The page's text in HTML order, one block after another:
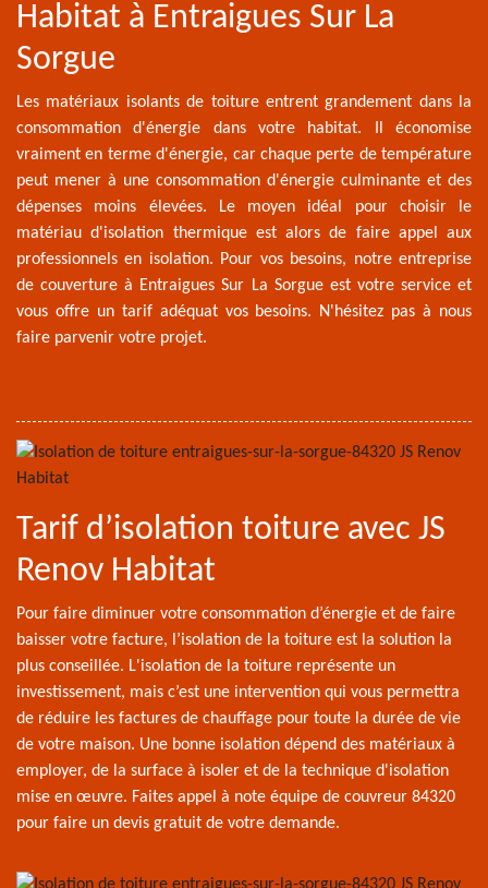
Habitat à Entraigues Sur La
Sorgue
Les matériaux isolants de toiture entrent grandement dans la
consommation d'énergie dans votre habitat. Il économise
vraiment en terme d'énergie, car chaque perte de température
peut mener à une consommation d'énergie culminante et des
dépenses moins élevées. Le moyen idéal pour choisir le
matériau d'isolation thermique est alors de faire appel aux
professionnels en isolation. Pour vos besoins, notre entreprise
de couverture à Entraigues Sur La Sorgue est votre service et
vous offre un tarif adéquat vos besoins. N'hésitez pas à nous
faire parvenir votre projet.
Tarif d’isolation toiture avec JS
Renov Habitat
Pour faire diminuer votre consommation d’énergie et de faire
baisser votre facture, l’isolation de la toiture est la solution la
plus conseillée. L'isolation de la toiture représente un
investissement, mais c’est une intervention qui vous permettra
de réduire les factures de chauffage pour toute la durée de vie
de votre maison. Une bonne isolation dépend des matériaux à
employer, de la surface à isoler et de la technique d'isolation
mise en œuvre. Faites appel à note équipe de couvreur 84320
pour faire un devis gratuit de votre demande.